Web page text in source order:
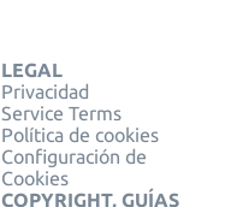
LEGAL
Privacidad
Service Terms
Política de cookies
Configuración de
Cookies
COPYRIGHT, GUÍAS